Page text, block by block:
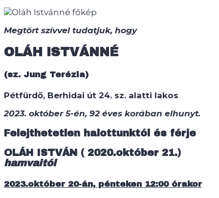
Megtört szívvel tudatjuk, hogy
OLÁH ISTVÁNNÉ
(sz. Jung Terézia)
Pétfürdő, Berhidai út 24. sz. alatti lakos
2023. október 5-én, 92 éves korában elhunyt.
Felejthetetlen halottunktól és férje
OLÁH ISTVÁN
( 2020.október 21.)
hamvaitól
2023.október 20-án, pénteken 12:00 órakor